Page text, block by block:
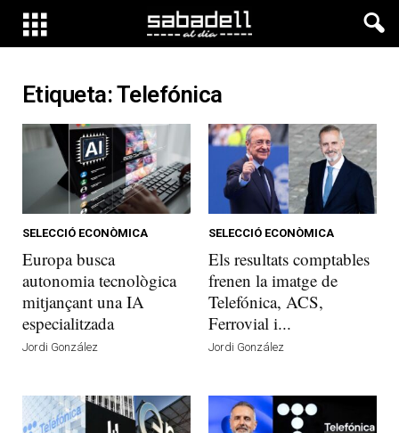
Etiqueta: Telefónica
SELECCIÓ ECONÒMICA
Europa busca
autonomia tecnològica
mitjançant una IA
especialitzada
Jordi González
SELECCIÓ ECONÒMICA
Els resultats comptables
frenen la imatge de
Telefónica, ACS,
Ferrovial i...
Jordi González